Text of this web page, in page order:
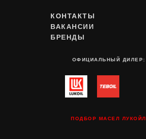
КОНТАКТЫ
ОФИЦИАЛЬНЫЙ ДИЛЕР:
БРЕНДЫ
ПОДБОР МАСЕЛ ЛУКОЙЛ
ВАКАНСИИ